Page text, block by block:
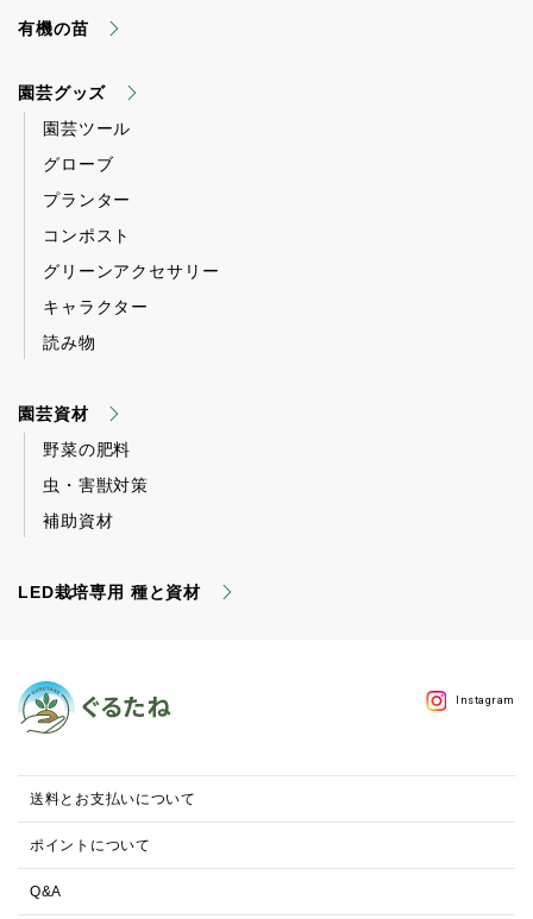
有機の苗
園芸グッズ
園芸ツール
グローブ
プランター
コンポスト
グリーンアクセサリー
キャラクター
読み物
園芸資材
野菜の肥料
虫・害獣対策
補助資材
LED栽培専用 種と資材
Instagram
送料とお支払いについて
ポイントについて
Q&A